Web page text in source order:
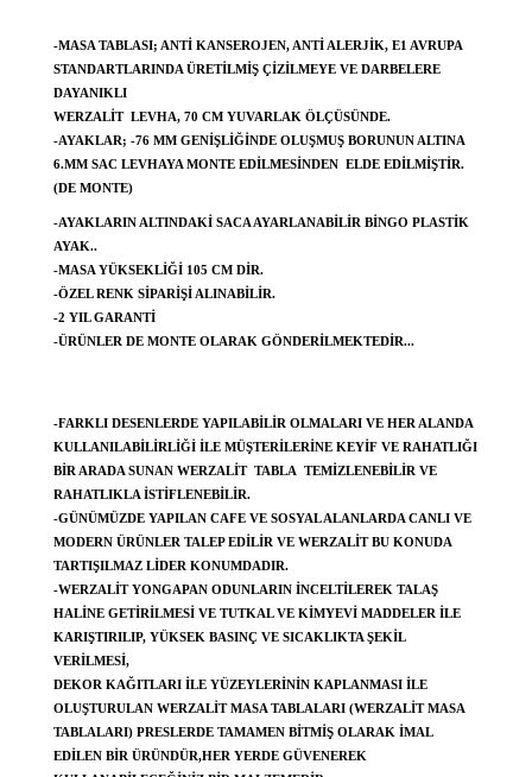
-MASA TABLASI; ANTI KANSEROJEN, ANTI ALERJIK, E1 AVRUPA
STANDARTLARINDA ÜRETILMIŞ ÇIZILMEYE VE DARBELERE
DAYANIKLI
WERZALIT LEVHA, 70 CM YUVARLAK ÖLÇÜSÜNDE.
-AYAKLAR; -76 MM GENIŞLIĞINDE OLUŞMUŞ BORUNUN ALTINA
6.MM SAC LEVHAYA MONTE EDILMESINDEN ELDE EDILMIŞTIR.
(DE MONTE)
-AYAKLARIN ALTINDAKI SACA AYARLANABILIR BINGO PLASTIK
AYAK..
-MASA YÜKSEKLIĞI 105 CM DIR.
-ÖZEL RENK SIPARIŞI ALINABILIR.
-2 YIL GARANTI
-ÜRÜNLER DE MONTE OLARAK GÖNDERILMEKTEDIR...
-FARKLI DESENLERDE YAPILABILIR OLMALARI VE HER ALANDA
KULLANILABILIRLIĞI ILE MÜŞTERILERINE KEYIF VE RAHATLIĞI
BIR ARADA SUNAN WERZALIT TABLA TEMIZLENEBILIR VE
RAHATLIKLA ISTIFLENEBILIR.
-GÜNÜMÜZDE YAPILAN CAFE VE SOSYAL ALANLARDA CANLI VE
MODERN ÜRÜNLER TALEP EDILIR VE WERZALIT BU KONUDA
TARTIŞILMAZ LIDER KONUMDADIR.
-WERZALIT YONGAPAN ODUNLARIN INCELTILEREK TALAŞ
HALINE GETIRILMESI VE TUTKAL VE KIMYEVI MADDELER ILE
KARIŞTIRILIP, YÜKSEK BASINÇ VE SICAKLIKTA ŞEKIL
VERILMESI,
DEKOR KAĞITLARI ILE YÜZEYLERININ KAPLANMASI ILE
OLUŞTURULAN WERZALIT MASA TABLALARI (WERZALIT MASA
TABLALARI) PRESLERDE TAMAMEN BITMIŞ OLARAK IMAL
EDILEN BIR ÜRÜNDÜR,HER YERDE GÜVENEREK